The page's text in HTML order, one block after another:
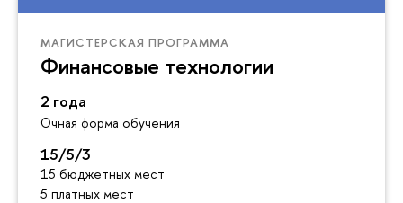
МАГИСТЕРСКАЯ ПРОГРАММА
Финансовые технологии
2 года
Очная форма обучения
15/5/3
15 бюджетных мест
5 платных мест